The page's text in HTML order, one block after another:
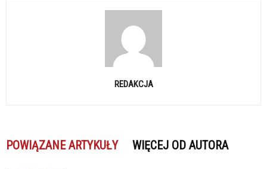
REDAKCJA
POWIĄZANE ARTYKUŁY WIĘCEJ OD AUTORA